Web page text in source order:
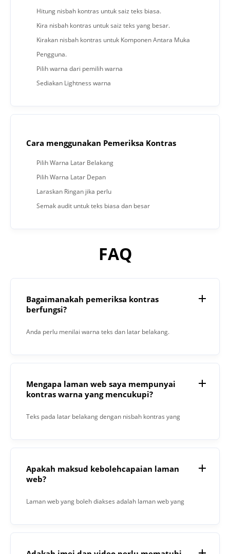
Hitung nisbah kontras untuk saiz teks biasa.
Kira nisbah kontras untuk saiz teks yang besar.
Kirakan nisbah kontras untuk Komponen Antara Muka
Pengguna.
Pilih warna dari pemilih warna
Sediakan Lightness warna
Cara menggunakan Pemeriksa Kontras
Pilih Warna Latar Belakang
Pilih Warna Latar Depan
Laraskan Ringan jika perlu
Semak audit untuk teks biasa dan besar
FAQ
Bagaimanakah pemeriksa kontras
berfungsi?
Anda perlu menilai warna teks dan latar belakang.
18px memerlukan nisbah kontras 4. 5:1.
Mengapa laman web saya mempunyai
kontras warna yang mencukupi?
Teks pada latar belakang dengan nisbah kontras yang
pengguna. Salah satu contohnya ialah membaca teks
Apakah maksud kebolehcapaian laman
web?
Laman web yang boleh diakses adalah laman web yang